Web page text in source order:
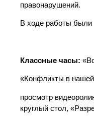
правонарушений.
В ходе работы
Классные часы:
«Конфликты в
просмотр
круглый стол,